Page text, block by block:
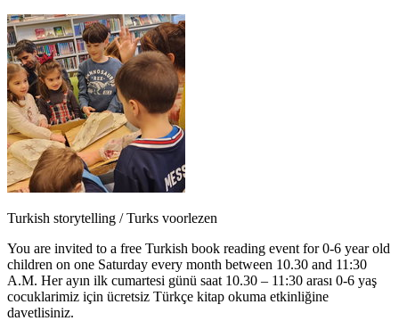
Turkish storytelling / Turks voorlezen
You are invited to a free Turkish book reading event for 0-6 year old
children on one Saturday every month between 10.30 and 11:30
A.M. Her ayın ilk cumartesi günü saat 10.30 – 11:30 arası 0-6 yaş
cocuklarimiz için ücretsiz Türkçe kitap okuma etkinliğine
davetlisiniz.